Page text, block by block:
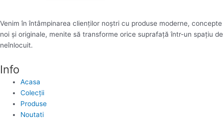
Venim în întâmpinarea clienților noștri cu produse moderne, concepte
noi și originale, menite să transforme orice suprafață într-un spațiu de
neînlocuit.
Info
Acasa
Colecții
Produse
Noutati